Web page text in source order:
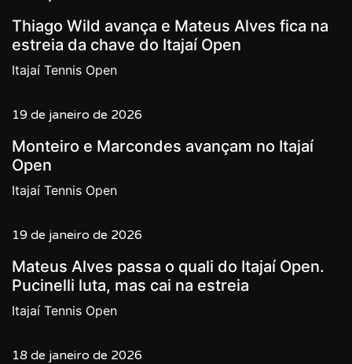
Thiago Wild avança e Mateus Alves fica na
estreia da chave do Itajaí Open
Itajaí Tennis Open
19 de janeiro de 2026
Monteiro e Marcondes avançam no Itajaí
Open
Itajaí Tennis Open
19 de janeiro de 2026
Mateus Alves passa o quali do Itajaí Open.
Pucinelli luta, mas cai na estreia
Itajaí Tennis Open
18 de janeiro de 2026